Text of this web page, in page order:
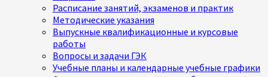
Расписание занятий, экзаменов и практик
Методические указания
Выпускные квалификационные и курсовые
работы
Вопросы и задачи ГЭК
Учебные планы и календарные учебные графики